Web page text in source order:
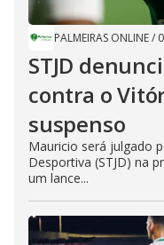
PALMEIRAS ONLINE/
STJD
contra o
suspenso
Mauricio será julgado
Desportiva (STJD) na
um lance...